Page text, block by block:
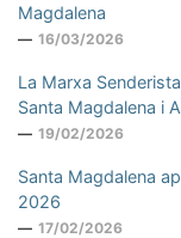
Magdalena
16/03/2026
La Marxa
Santa Magdalena i
19/02/2026
Santa Magdalena
2026
17/02/2026